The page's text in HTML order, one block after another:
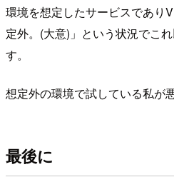
環境を想定したサービスであり
定外。(大意)」という状況でこ
す。
想定外の環境で試している私が
最後に